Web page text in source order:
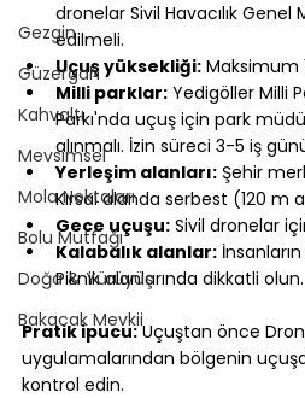
Gezgin
Güzergah
Kahvaltı
Mevsimsel
Mola Noktaları
Bolu Mutfağı
Doğa & Yürüyüş
Bakacak Mevkii
dronelar Sivil Havacılık Genel
edilmeli.
Uçuş yüksekliği:
Milli parklar: Yedigöller Milli
Parkı'nda uçuş için park
alınmalı. İzin süreci 3-5 iş
Yerleşim alanları: Şehir
Kırsal alanda serbest (120 m
Gece uçuşu: Sivil dronelar
Kalabalık alanlar:
Piknik alanlarında dikkatli olun.
Pratik ipucu: Uçuştan önce
uygulamalarından bölgenin uçuşa
kontrol edin.